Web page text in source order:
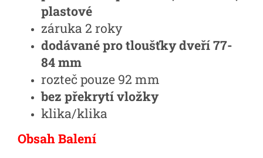
plastové
záruka 2 roky
dodávané pro tloušťky dveří 77-
84 mm
rozteč pouze 92 mm
bez překrytí vložky
klika/klika
Obsah Balení